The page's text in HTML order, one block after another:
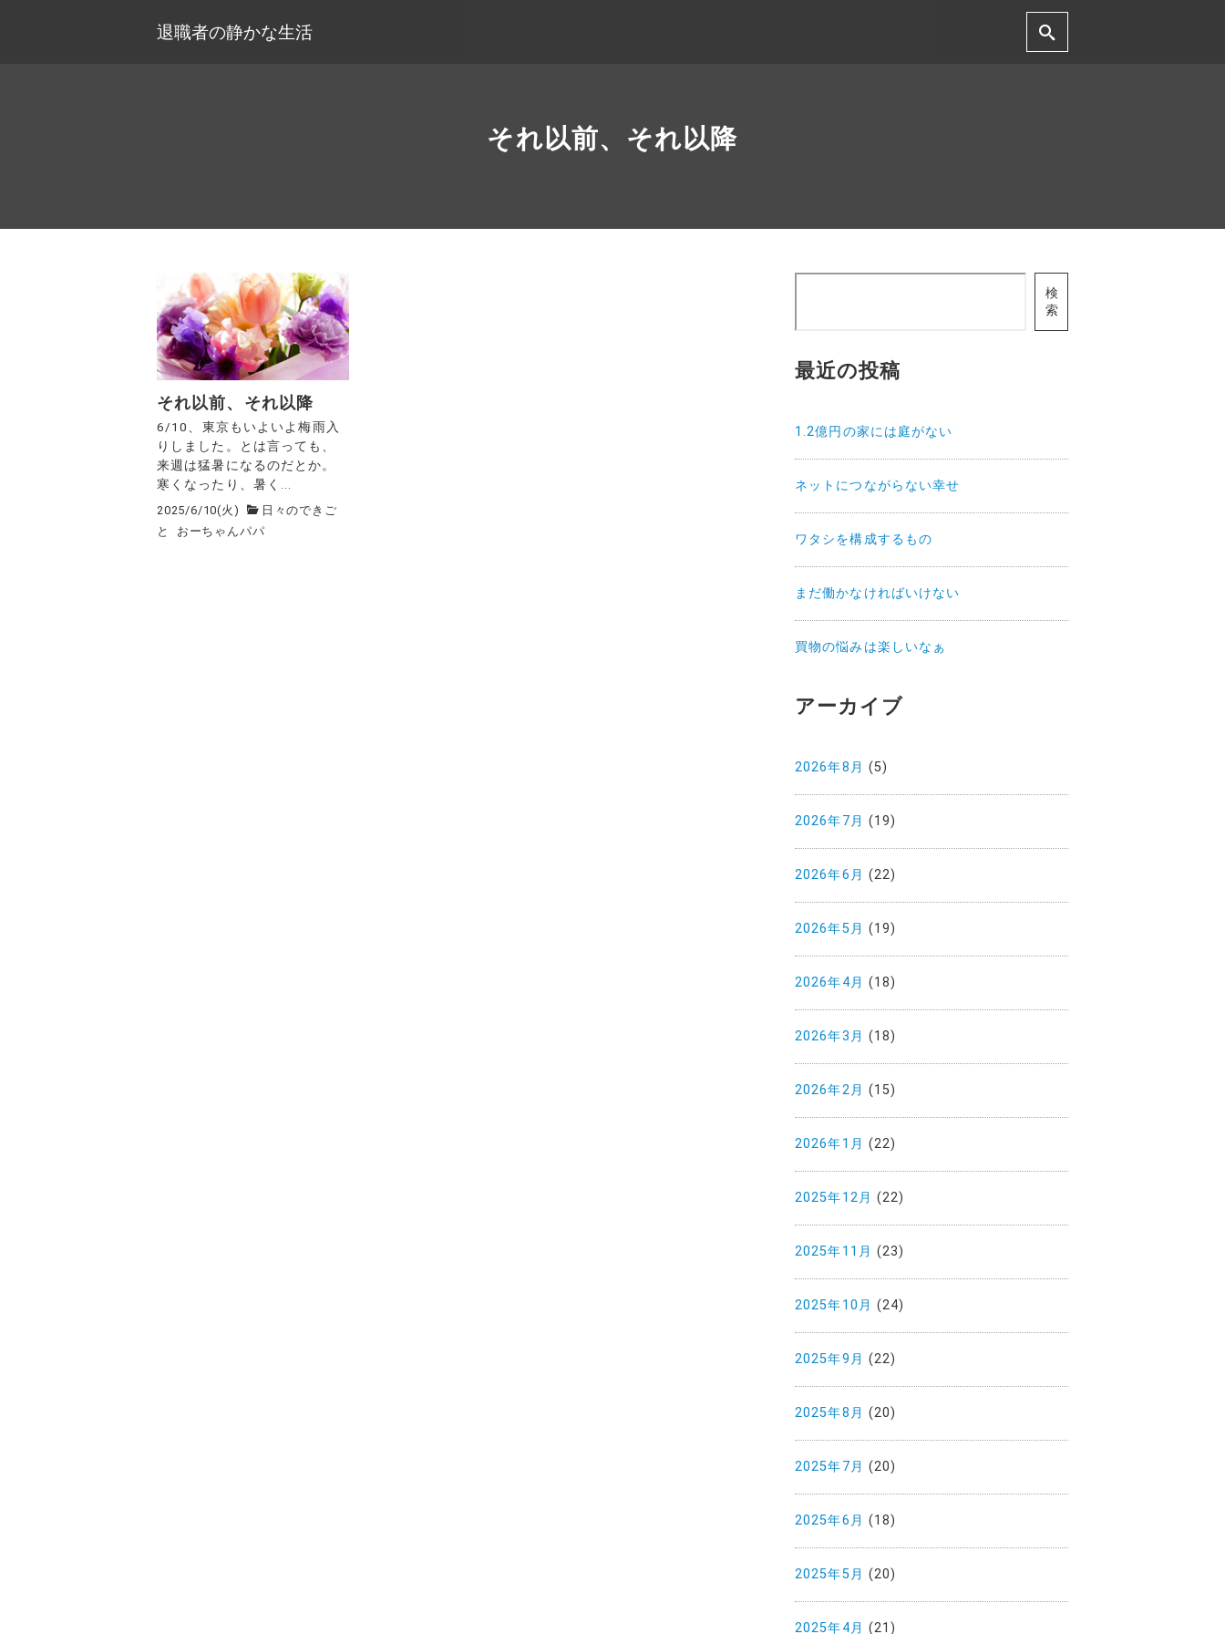
退職者の静かな生活
それ以前、それ以降
それ以前、それ以降
6/10、東京もいよいよ梅雨入
りしました。とは言っても、
来週は猛暑になるのだとか。
寒くなったり、暑く...
2025/6/10(火)
日々のできご
と
おーちゃんパパ
検
索
最近の投稿
1.2億円の家には庭がない
ネットにつながらない幸せ
ワタシを構成するもの
まだ働かなければいけない
買物の悩みは楽しいなぁ
アーカイブ
2026年8月 (5)
2026年7月 (19)
2026年6月 (22)
2026年5月 (19)
2026年4月 (18)
2026年3月 (18)
2026年2月 (15)
2026年1月 (22)
2025年12月 (22)
2025年11月 (23)
2025年10月 (24)
2025年9月 (22)
2025年8月 (20)
2025年7月 (20)
2025年6月 (18)
2025年5月 (20)
2025年4月 (21)